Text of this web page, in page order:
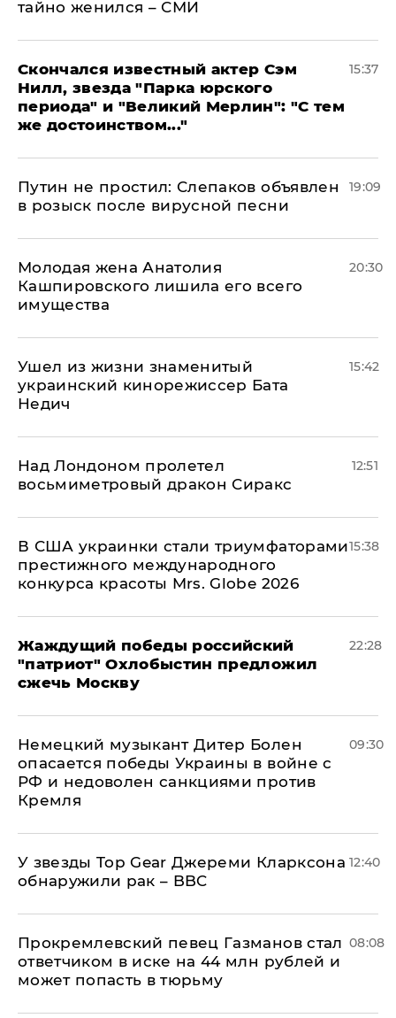
тайно женился – СМИ
Скончался известный актер Сэм
Нилл, звезда "Парка юрского
периода" и "Великий Мерлин": "С тем
же достоинством..."
15:37
Путин не простил: Слепаков объявлен
в розыск после вирусной песни
19:09
Молодая жена Анатолия
Кашпировского лишила его всего
имущества
20:30
Ушел из жизни знаменитый
украинский кинорежиссер Бата
Недич
15:42
Над Лондоном пролетел
восьмиметровый дракон Сиракс
12:51
В США украинки стали триумфаторами
престижного международного
конкурса красоты Mrs. Globe 2026
15:38
Жаждущий победы российский
"патриот" Охлобыстин предложил
сжечь Москву
22:28
Немецкий музыкант Дитер Болен
опасается победы Украины в войне с
РФ и недоволен санкциями против
Кремля
09:30
У звезды Top Gear Джереми Кларксона
обнаружили рак – BBC
12:40
Прокремлевский певец Газманов стал
ответчиком в иске на 44 млн рублей и
может попасть в тюрьму
08:08